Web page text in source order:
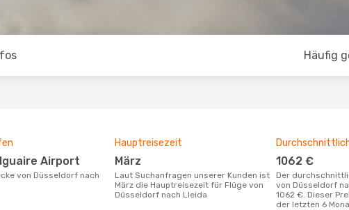
Häufig
Airport
Hauptreisezeit
März
Laut Suchanfragen unserer Kunden ist
März die Hauptreisezeit für Flüge von
Düsseldorf nach Lleida
1062 €
Der durchschnittliche Preis für Flüge
von Düsseldorf
1062 €. Dieser
der letzten 6